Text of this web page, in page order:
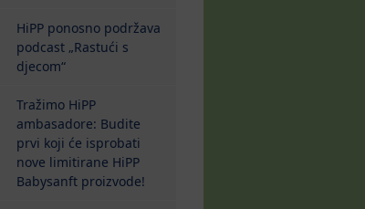
HiPP ponosno podržava
podcast „Rastući s
djecom“
Tražimo HiPP
ambasadore: Budite
prvi koji će isprobati
nove limitirane HiPP
Babysanft proizvode!